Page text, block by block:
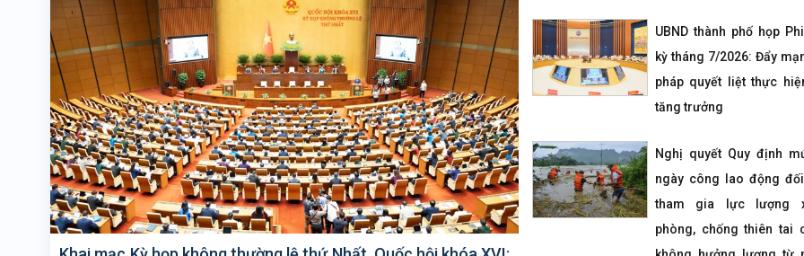
UBND thành phố họp
kỳ tháng 7/2026: Đẩy
pháp quyết liệt thực
tăng trưởng
Nghị quyết Quy định
ngày công lao động
tham gia lực lượng
phòng, chống thiên tai